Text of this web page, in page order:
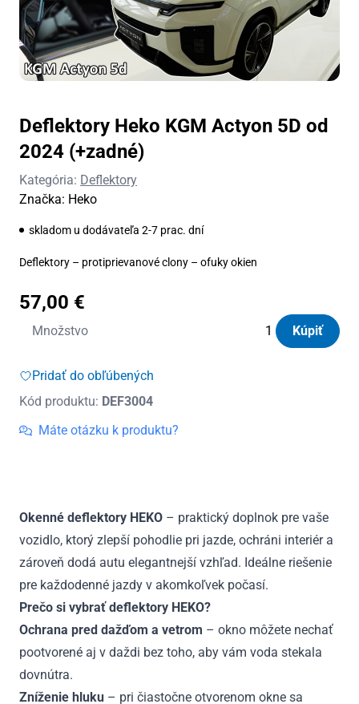
Deflektory Heko KGM Actyon 5D od
2024 (+zadné)
Kategória: Deflektory
Značka: Heko
skladom u dodávateľa 2-7 prac. dní
Deflektory – protiprievanové clony – ofuky okien
57,00 €
Množstvo
množstvo
Heko
Actyon
5D
Kúpiť
Pridať do obľúbených
Kód produktu: DEF3004
Máte otázku k produktu?
Okenné deflektory HEKO – praktický doplnok pre vaše
vozidlo, ktorý zlepší pohodlie pri jazde, ochráni interiér a
zároveň dodá autu elegantnejší vzhľad. Ideálne riešenie
pre každodenné jazdy v akomkoľvek počasí.
Prečo si vybrať deflektory HEKO?
Ochrana pred dažďom a vetrom – okno môžete nechať
pootvorené aj v daždi bez toho, aby vám voda stekala
dovnútra.
Zníženie hluku – pri čiastočne otvorenom okne sa